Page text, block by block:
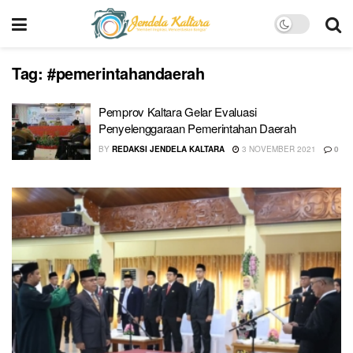
Tag: #pemerintahandaerah
Pemprov Kaltara Gelar Evaluasi
Penyelenggaraan Pemerintahan Daerah
BY REDAKSI JENDELA KALTARA 3 NOVEMBER 2021 0